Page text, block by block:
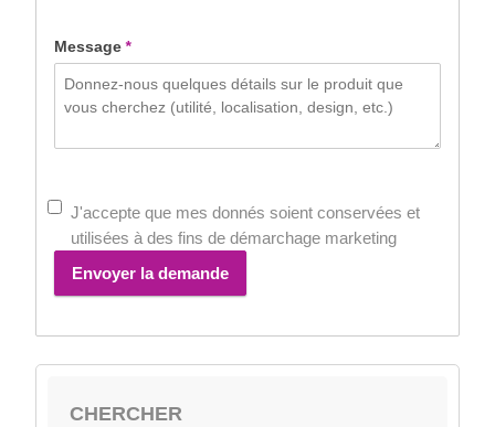
Message*
J'accepte que mes donnés soient conservées et
utilisées à des fins de démarchage marketing
Envoyer la demande
CHERCHER